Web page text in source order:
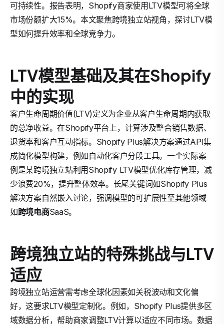
可持续性。报告表明，Shopify商家使用LTV模型可将全球
市场份额扩大15%。本文聚焦跨境独立站视角，探讨LTV模
型如何提升效率和全球竞争力。
LTV模型基础及其在Shopify
中的实现
客户生命周期价值(LTV)定义为企业从客户生命周期内获取
的总净收益。在Shopify平台上，计算涉及整合销售数据、
退货率和客户互动指标。Shopify Plus解决方案通过API集
成简化模型构建，例如自动化客户分段工具。一个实际案
例是某跨境独立站利用Shopify LTV模型优化库存管理，减
少浪费20%，提升整体效率。长尾关键词如Shopify Plus
解决方案自然嵌入讨论，强调模型的可扩展性至其他领域
如跨境电商SaaS。
跨境独立站的特殊挑战与LTV
适应
跨境独立站运营需考虑全球化因素如关税波动和文化偏
好，这要求LTV模型定制化。例如，Shopify Plus提供多区
域数据分析，帮助商家调整LTV计算以适应不同市场。数据